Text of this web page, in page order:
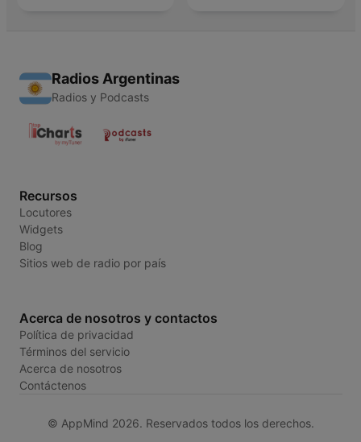
Radios Argentinas
Radios y Podcasts
Recursos
Locutores
Widgets
Blog
Sitios web de radio por país
Acerca de nosotros y contactos
Política de privacidad
Términos del servicio
Acerca de nosotros
Contáctenos
© AppMind 2026. Reservados todos los derechos.